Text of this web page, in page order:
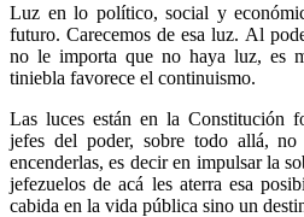
Luz en lo político, social y
futuro. Carecemos de esa luz. Al
no le importa que no haya luz, es
tiniebla favorece el continuismo.
Las luces están en la Constitución
jefes del poder, sobre todo allá, no
encenderlas, es decir en impulsar la
jefezuelos de acá les aterra esa
cabida en la vida pública sino un